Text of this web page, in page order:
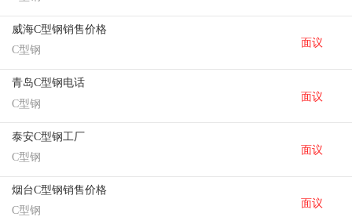
威海C型钢销售价格
C型钢
面议
青岛C型钢电话
C型钢
面议
泰安C型钢工厂
C型钢
面议
烟台C型钢销售价格
C型钢
面议